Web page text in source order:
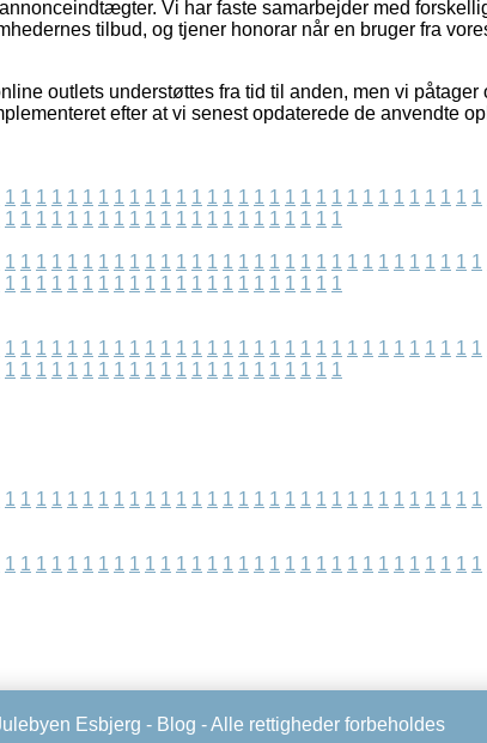
Vi har faste samarbejder med
tilbud, og tjener honorar når en bruger fra
outlets understøttes fra tid til anden, men vi påtager
efter at vi senest opdaterede de anvendte
1 1 1 1 1 1 1 1 1 1 1 1 1 1 1 1 1 1 1 1 1 1 1 1 1 1 1 1 1 1 1
1 1 1 1 1 1 1 1 1 1 1 1 1 1 1 1 1 1 1 1 1 1
1 1 1 1 1 1 1 1 1 1 1 1 1 1 1 1 1 1 1 1 1 1 1 1 1 1 1 1 1 1 1
1 1 1 1 1 1 1 1 1 1 1 1 1 1 1 1 1 1 1 1 1 1
1 1 1 1 1 1 1 1 1 1 1 1 1 1 1 1 1 1 1 1 1 1 1 1 1 1 1 1 1 1 1
1 1 1 1 1 1 1 1 1 1 1 1 1 1 1 1 1 1 1 1 1 1
1 1 1 1 1 1 1 1 1 1 1 1 1 1 1 1 1 1 1 1 1 1 1 1 1 1 1 1 1 1 1
1 1 1 1 1 1 1 1 1 1 1 1 1 1 1 1 1 1 1 1 1 1 1 1 1 1 1 1 1 1 1
Esbjerg - Blog - Alle rettigheder forbeholdes